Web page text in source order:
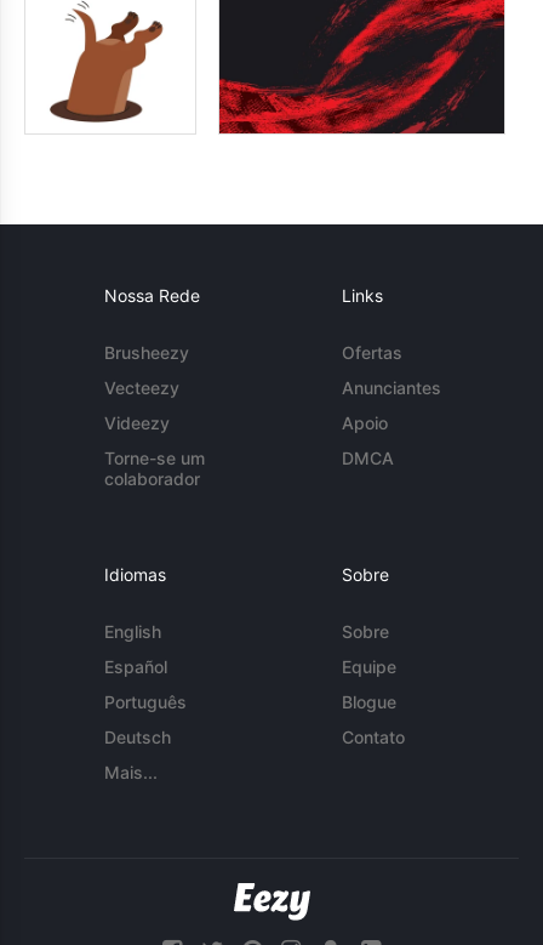
Nossa Rede
Brusheezy
Vecteezy
Videezy
Torne-se um
colaborador
Links
Ofertas
Anunciantes
Apoio
DMCA
Idiomas
English
Español
Português
Deutsch
Mais...
Sobre
Sobre
Equipe
Blogue
Contato